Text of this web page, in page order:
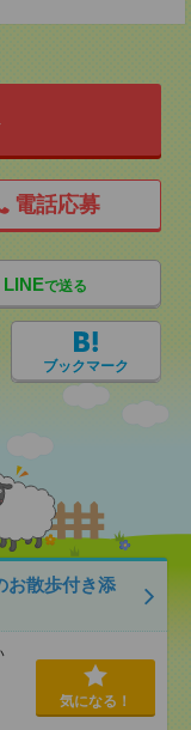
電話応募
LINEで送る
ブックマーク
お散歩付き添
気になる！